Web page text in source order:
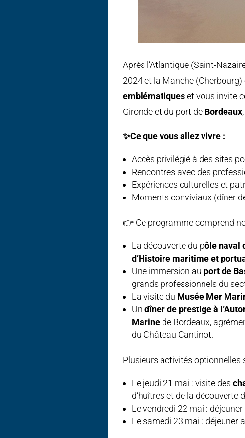
Après l’Atlantique (Saint-
2024 et la Manche (Cherbourg)
emblématiqueset vous invite
Gironde et du port de Bordeaux
✨Ce que vous allez vivre :
Accès privilégié à des sites
Rencontres avec des
Expériences culturelles et
Moments conviviaux (dîner
👉 Ce programme comprend
La découverte du pôle naval
d’Histoire maritime et
Une immersion au port de
grands professionnels du
La visite du Musée Mer
Un dîner de prestige à
Marine de Bordeaux,
du Château Cantinot.
Plusieurs activités optionnelles
Le jeudi 21 mai : visite des
d’huîtres et de la découverte
Le vendredi 22 mai :
Le samedi 23 mai : déjeuner